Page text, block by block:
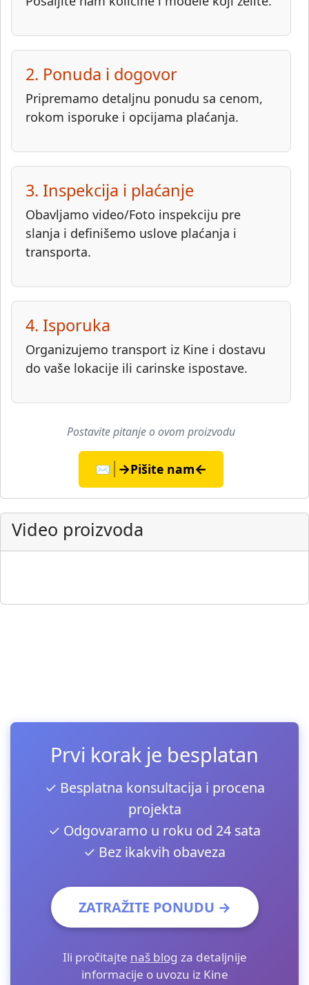
2. Ponuda i dogovor
Pripremamo detaljnu ponudu sa cenom,
rokom isporuke i opcijama plaćanja.
3. Inspekcija i plaćanje
Obavljamo video/Foto inspekciju pre
slanja i definišemo uslove plaćanja i
transporta.
4. Isporuka
Organizujemo transport iz Kine i dostavu
do vaše lokacije ili carinske ispostave.
Postavite pitanje o ovom proizvodu
✉️ →Pišite nam←
Video proizvoda
▶
Prvi korak je besplatan
✓ Besplatna konsultacija i procena
projekta
✓ Odgovaramo u roku od 24 sata
✓ Bez ikakvih obaveza
ZATRAŽITE PONUDU →
Ili pročitajte naš blog za detaljnije
informacije o uvozu iz Kine